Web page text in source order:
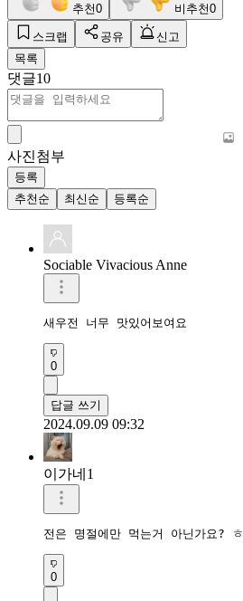
추천0 비추천0
스크랩 공유
신고
목록
댓글10
사진첨부
등록
추천순
최신순 등록순
Sociable Vivacious Anne
새우전 너무 맛있어보여요
0
답글 쓰기
2024.09.09 09:32
이가네1
전은 명절에만 먹는거 아닌가요? ㅎ
0